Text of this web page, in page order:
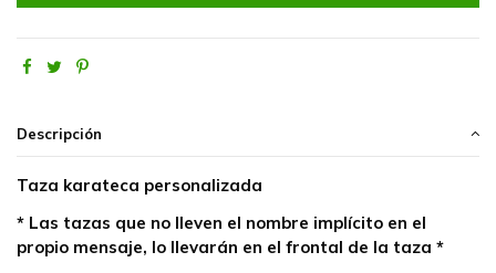
Descripción
Taza karateca personalizada
* Las tazas que no lleven el nombre implícito en el
propio mensaje, lo llevarán en el frontal de la taza *